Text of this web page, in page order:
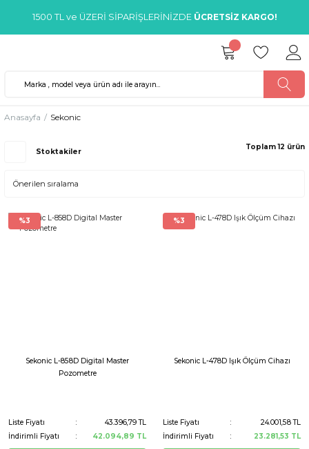
1500 TL ve ÜZERİ SİPARİŞLERİNİZDE ÜCRETSİZ KARGO!
Anasayfa Sekonic
Stoktakiler
Toplam 12 ürün
%3
Sekonic L-858D Digital Master
Pozometre
Liste Fiyatı
43.396,79 TL
İndirimli Fiyatı
42.094,89 TL
%3
Sekonic L-478D Işık Ölçüm Cihazı
Liste Fiyatı
24.001,58 TL
İndirimli Fiyatı
23.281,53 TL